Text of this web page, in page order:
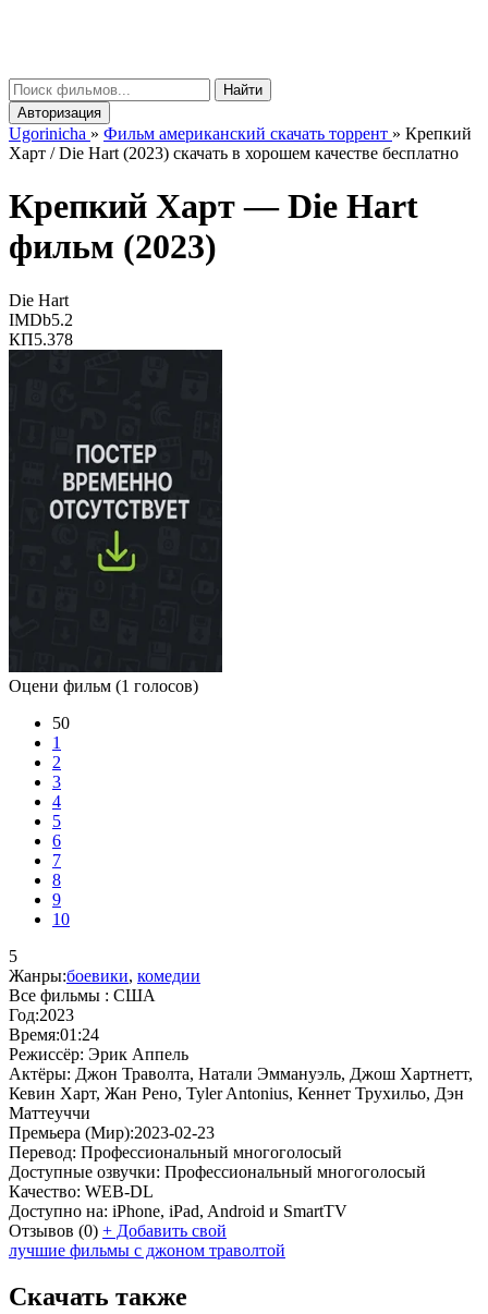
Найти
Авторизация
Ugorinicha » Фильм американский скачать торрент » Крепкий
Харт / Die Hart (2023) скачать в хорошем качестве бесплатно
Крепкий Харт —Die Hart
фильм (2023)
Die Hart
IMDb5.2
КП5.378
Оцени фильм (1 голосов)
50
1
2
3
4
5
6
7
8
9
10
5
Жанры:боевики, комедии
Все фильмы : США
Год:2023
Время:01:24
Режиссёр: Эрик Аппель
Актёры: Джон Траволта, Натали Эммануэль, Джош Хартнетт,
Кевин Харт, Жан Рено, Tyler Antonius, Кеннет Трухильо, Дэн
Маттеуччи
Премьера (Мир):2023-02-23
Перевод: Профессиональный многоголосый
Доступные озвучки: Профессиональный многоголосый
Качество: WEB-DL
Доступно на: iPhone, iPad, Android и SmartTV
Отзывов (0) + Добавить свой
лучшие фильмы с джоном траволтой
Скачать также